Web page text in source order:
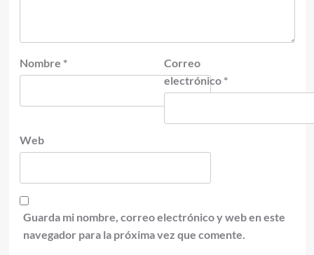
Nombre *
Correo
electrónico *
Web
Guarda mi nombre, correo electrónico y web en este
navegador para la próxima vez que comente.